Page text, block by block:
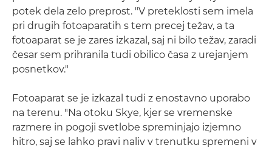
potek dela zelo preprost. "V preteklosti sem imela
pri drugih fotoaparatih s tem precej težav, a ta
fotoaparat se je zares izkazal, saj ni bilo težav, zaradi
česar sem prihranila tudi obilico časa z urejanjem
posnetkov."
Fotoaparat se je izkazal tudi z enostavno uporabo
na terenu. "Na otoku Skye, kjer se vremenske
razmere in pogoji svetlobe spreminjajo izjemno
hitro, saj se lahko pravi naliv v trenutku spremeni v